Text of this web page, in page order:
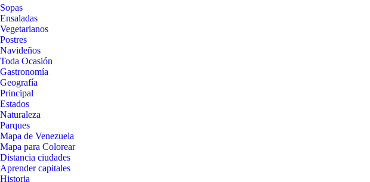
Sopas
Ensaladas
Vegetarianos
Postres
Navideños
Toda Ocasión
Gastronomía
Geografía
Principal
Estados
Naturaleza
Parques
Mapa de Venezuela
Mapa para Colorear
Distancia ciudades
Aprender capitales
Historia